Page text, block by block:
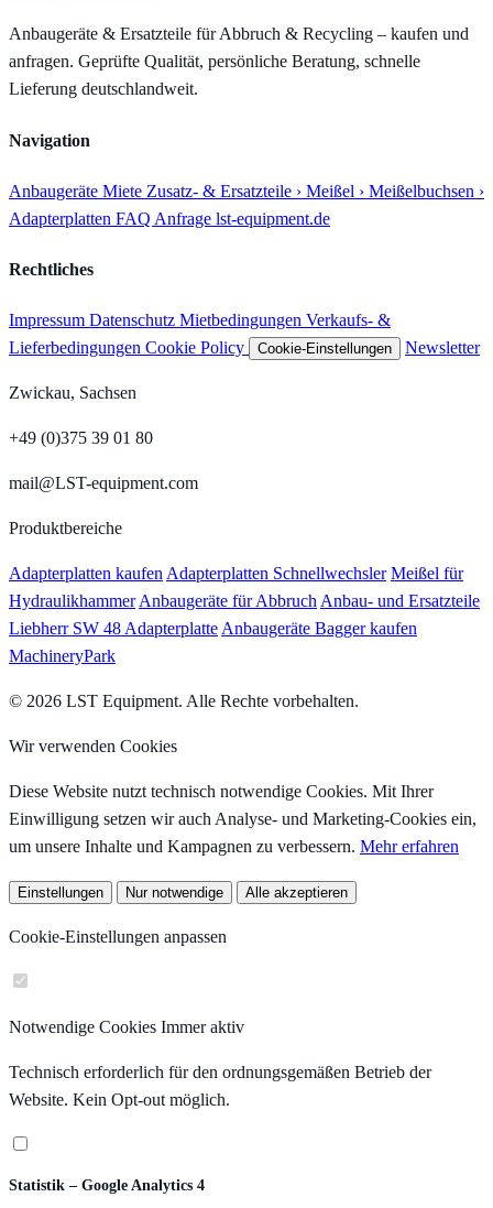
Anbaugeräte & Ersatzteile für Abbruch & Recycling – kaufen und
anfragen. Geprüfte Qualität, persönliche Beratung, schnelle
Lieferung deutschlandweit.
Navigation
Anbaugeräte Miete Zusatz- & Ersatzteile › Meißel › Meißelbuchsen ›
Adapterplatten FAQ Anfrage lst-equipment.de
Rechtliches
Impressum Datenschutz Mietbedingungen Verkaufs- &
Lieferbedingungen Cookie Policy Cookie-Einstellungen Newsletter
Zwickau, Sachsen
+49 (0)375 39 01 80
mail@LST-equipment.com
Produktbereiche
Adapterplatten kaufenAdapterplatten Schnellwechsler Meißel für
HydraulikhammerAnbaugeräte für AbbruchAnbau- und Ersatzteile
Liebherr SW 48 AdapterplatteAnbaugeräte Bagger kaufen
MachineryPark
© 2026 LST Equipment. Alle Rechte vorbehalten.
Wir verwenden Cookies
Diese Website nutzt technisch notwendige Cookies. Mit Ihrer
Einwilligung setzen wir auch Analyse- und Marketing-Cookies ein,
um unsere Inhalte und Kampagnen zu verbessern. Mehr erfahren
Einstellungen Nur notwendige Alle akzeptieren
Cookie-Einstellungen anpassen
Notwendige Cookies Immer aktiv
Technisch erforderlich für den ordnungsgemäßen Betrieb der
Website. Kein Opt-out möglich.
Statistik – Google Analytics 4